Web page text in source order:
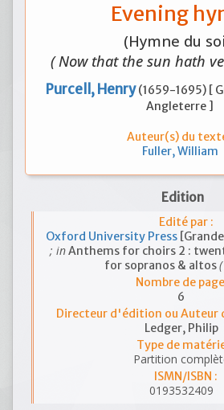
Evening
(Hymne du
( Now that the sun hath
Purcell, Henry (1659-1695) [
Angleterre ]
Auteur(s) du
Fuller, William
Edition
Edité par :
Oxford University Press
; inAnthems for choirs 2 :
for sopranos & altos
Nombre de
6
Directeur d'édition ou Auteur
Ledger, Philip
Type de
Partition
ISMN/ISBN :
0193532409